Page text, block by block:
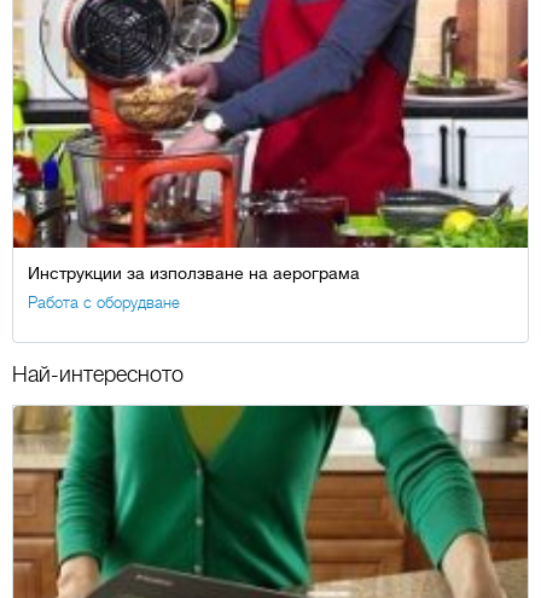
Инструкции за използване на аерограма
Работа с оборудване
Най-интересното